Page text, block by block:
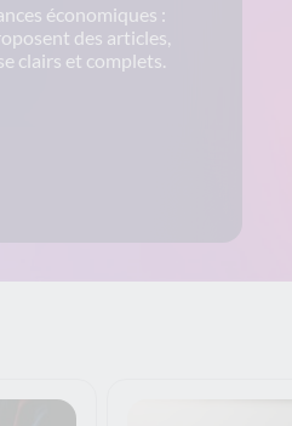
économiques :
des articles,
clairs et complets.